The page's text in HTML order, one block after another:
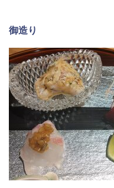
御造り